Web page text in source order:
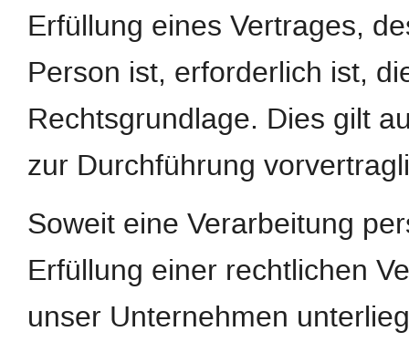
Erfüllung eines Vertrages,
Person ist, erforderlich ist,
Rechtsgrundlage. Dies gilt
zur Durchführung
Soweit eine Verarbeitung
Erfüllung einer rechtlichen
unser Unternehmen